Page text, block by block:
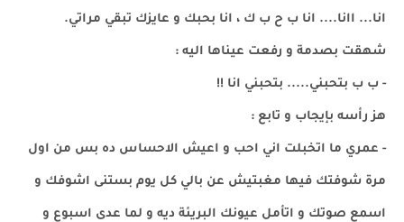
انا... اانا.... انا ب ح ب ك ، انا بحبك و عايزك تبقي مراتي.
شهقت بصدمة و رفعت عيناها اليه :
- ب ب بتحبني..... بتحبني انا !!
هز رأسه بإيجاب و تابع :
- عمري ما اتخبلت اني احب و اعيش الاحساس ده بس من اول
مرة شوفتك فيها مغبتيش عن بالي كل يوم بستنى اشوفك و
اسمع صوتك و اتأمل عيونك البريئة ديه و لما عدى اسبوع و